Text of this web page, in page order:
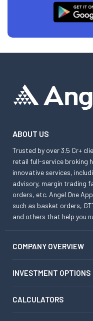
ABOUT US
Trusted by over 3.5 Cr+
retail full-service broking
innovative services,
advisory, margin trading
orders, etc. Angel One
such as basket orders,
and others that help you
COMPANY OVERVIEW
INVESTMENT OPTIONS
CALCULATORS